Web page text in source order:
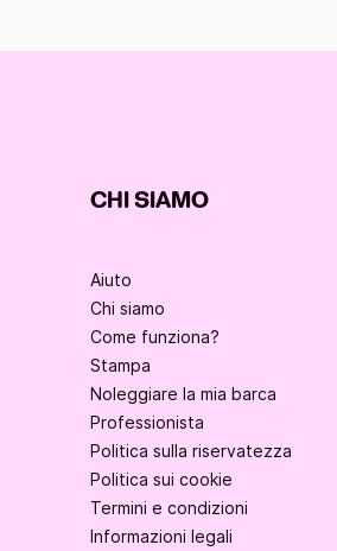
CHI SIAMO
Aiuto
Chi siamo
Come funziona?
Stampa
Noleggiare la mia barca
Professionista
Politica sulla riservatezza
Politica sui cookie
Termini e condizioni
Informazioni legali